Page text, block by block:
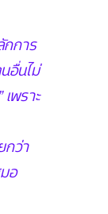
การ
อื่นไม่
พราะ
กว่า
อ